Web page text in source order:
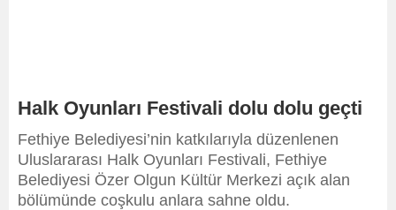
Halk Oyunları Festivali dolu dolu geçti
Fethiye Belediyesi’nin katkılarıyla düzenlenen
Uluslararası Halk Oyunları Festivali, Fethiye
Belediyesi Özer Olgun Kültür Merkezi açık alan
bölümünde coşkulu anlara sahne oldu.